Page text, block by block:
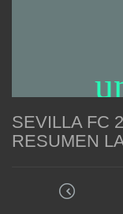
SEVILLA FC
RESUMEN